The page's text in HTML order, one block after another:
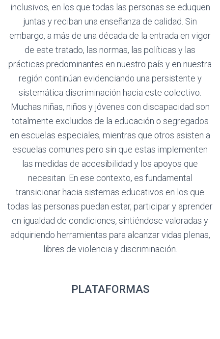
inclusivos, en los que todas las personas se eduquen
juntas y reciban una enseñanza de calidad. Sin
embargo, a más de una década de la entrada en vigor
de este tratado, las normas, las políticas y las
prácticas predominantes en nuestro país y en nuestra
región continúan evidenciando una persistente y
sistemática discriminación hacia este colectivo.
Muchas niñas, niños y jóvenes con discapacidad son
totalmente excluidos de la educación o segregados
en escuelas especiales, mientras que otros asisten a
escuelas comunes pero sin que estas implementen
las medidas de accesibilidad y los apoyos que
necesitan. En ese contexto, es fundamental
transicionar hacia sistemas educativos en los que
todas las personas puedan estar, participar y aprender
en igualdad de condiciones, sintiéndose valoradas y
adquiriendo herramientas para alcanzar vidas plenas,
libres de violencia y discriminación.
PLATAFORMAS